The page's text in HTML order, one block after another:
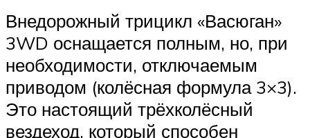
Внедорожный трицикл «Васюган»
3WD оснащается полным, но, при
необходимости, отключаемым
приводом (колёсная формула 3×3).
Это настоящий трёхколёсный
вездеход, который способен